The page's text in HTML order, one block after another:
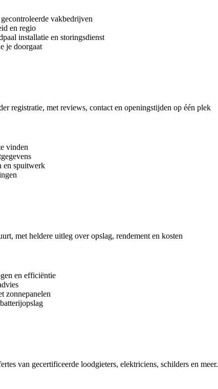
vakbedrijven
en regio
installatie en storingsdienst
je doorgaat
registratie, met reviews, contact en openingstijden op één plek
vinden
en spuitwerk
met heldere uitleg over opslag, rendement en kosten
en efficiëntie
zonnepanelen
van gecertificeerde loodgieters, elektriciens, schilders en meer.